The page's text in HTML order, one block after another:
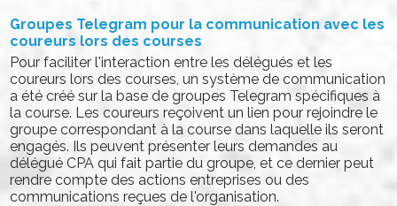
Groupes Telegram pour la communication avec les
coureurs lors des courses
Pour faciliter l'interaction entre les délégués et les
coureurs lors des courses, un système de communication
a été créé sur la base de groupes Telegram spécifiques à
la course. Les coureurs reçoivent un lien pour rejoindre le
groupe correspondant à la course dans laquelle ils seront
engagés. Ils peuvent présenter leurs demandes au
délégué CPA qui fait partie du groupe, et ce dernier peut
rendre compte des actions entreprises ou des
communications reçues de l'organisation.